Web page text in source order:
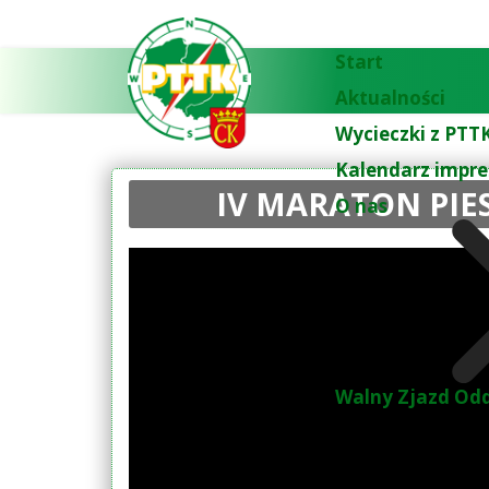
Start
Aktualności
Wycieczki z
Kalendarz
O nas
Walny Zjazd
IV MARATON